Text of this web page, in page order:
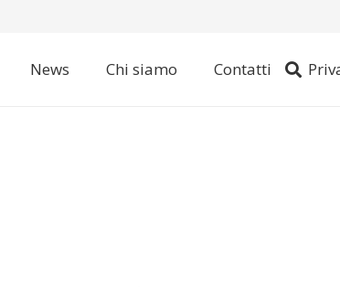
News Chi siamo Contatti